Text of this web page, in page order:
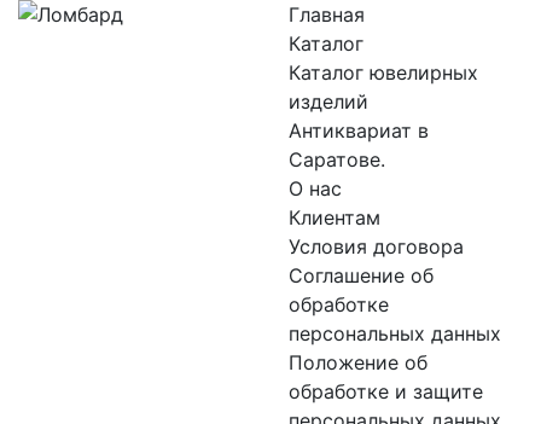
Главная
Каталог
Каталог ювелирных
изделий
Антиквариат в
Саратове.
О нас
Клиентам
Условия договора
Соглашение об
обработке
персональных данных
Положение об
обработке и защите